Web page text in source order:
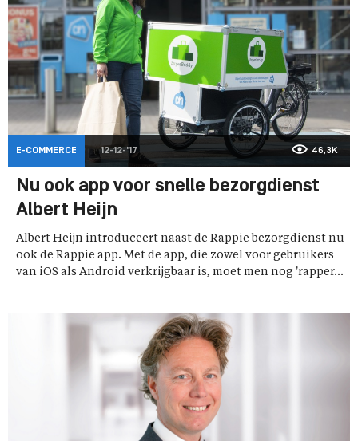
E-COMMERCE 12-12-'17 46,3K
Nu ook app voor snelle bezorgdienst
Albert Heijn
Albert Heijn introduceert naast de Rappie bezorgdienst nu
ook de Rappie app. Met de app, die zowel voor gebruikers
van iOS als Android verkrijgbaar is, moet men nog 'rapper...